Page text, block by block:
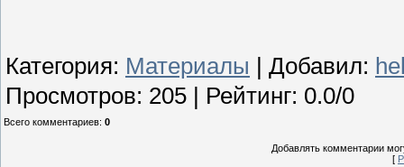
Категория: Материалы Добавил:
Просмотров: 205 Рейтинг: 0.0/0
Всего комментариев: 0
Добавлять комментарии
[